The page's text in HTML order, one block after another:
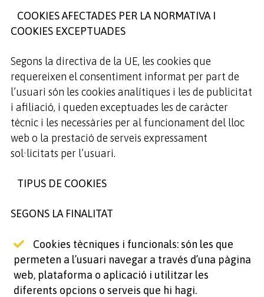
COOKIES AFECTADES PER LA NORMATIVA I
COOKIES EXCEPTUADES
Segons la directiva de la UE, les cookies que
requereixen el consentiment informat per part de
l’usuari són les cookies analítiques i les de publicitat
i afiliació, i queden exceptuades les de caràcter
tècnic i les necessàries per al funcionament del lloc
web o la prestació de serveis expressament
sol·licitats per l’usuari.
TIPUS DE COOKIES
SEGONS LA FINALITAT
Cookies tècniques i funcionals: són les que
permeten a l’usuari navegar a través d’una pàgina
web, plataforma o aplicació i utilitzar les
diferents opcions o serveis que hi hagi.